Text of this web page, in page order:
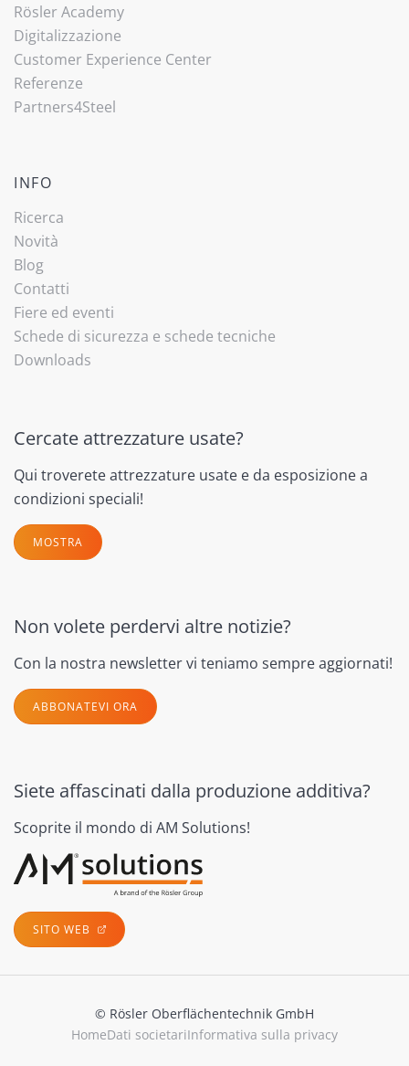
Rösler Academy
Digitalizzazione
Customer Experience Center
Referenze
Partners4Steel
INFO
Ricerca
Novità
Blog
Contatti
Fiere ed eventi
Schede di sicurezza e schede tecniche
Downloads
Cercate attrezzature usate?
Qui troverete attrezzature usate e da esposizione a
condizioni speciali!
MOSTRA
Non volete perdervi altre notizie?
Con la nostra newsletter vi teniamo sempre aggiornati!
ABBONATEVI ORA
Siete affascinati dalla produzione additiva?
Scoprite il mondo di AM Solutions!
SITO WEB
© Rösler Oberflächentechnik GmbH
HomeDati societariInformativa sulla privacy